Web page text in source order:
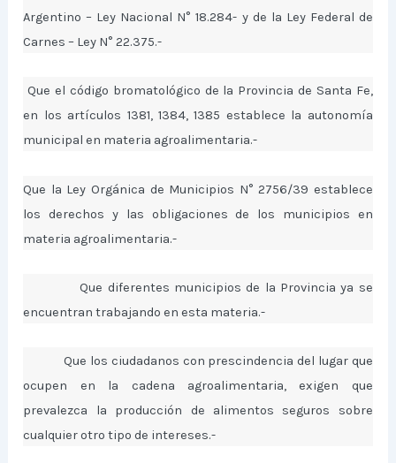
Argentino – Ley Nacional N° 18.284- y de la Ley Federal de
Carnes – Ley N° 22.375.-
Que el código bromatológico de la Provincia de Santa Fe,
en los artículos 1381, 1384, 1385 establece la autonomía
municipal en materia agroalimentaria.-
Que la Ley Orgánica de Municipios N° 2756/39 establece
los derechos y las obligaciones de los municipios en
materia agroalimentaria.-
Que diferentes municipios de la Provincia ya se
encuentran trabajando en esta materia.-
Que los ciudadanos con prescindencia del lugar que
ocupen en la cadena agroalimentaria, exigen que
prevalezca la producción de alimentos seguros sobre
cualquier otro tipo de intereses.-